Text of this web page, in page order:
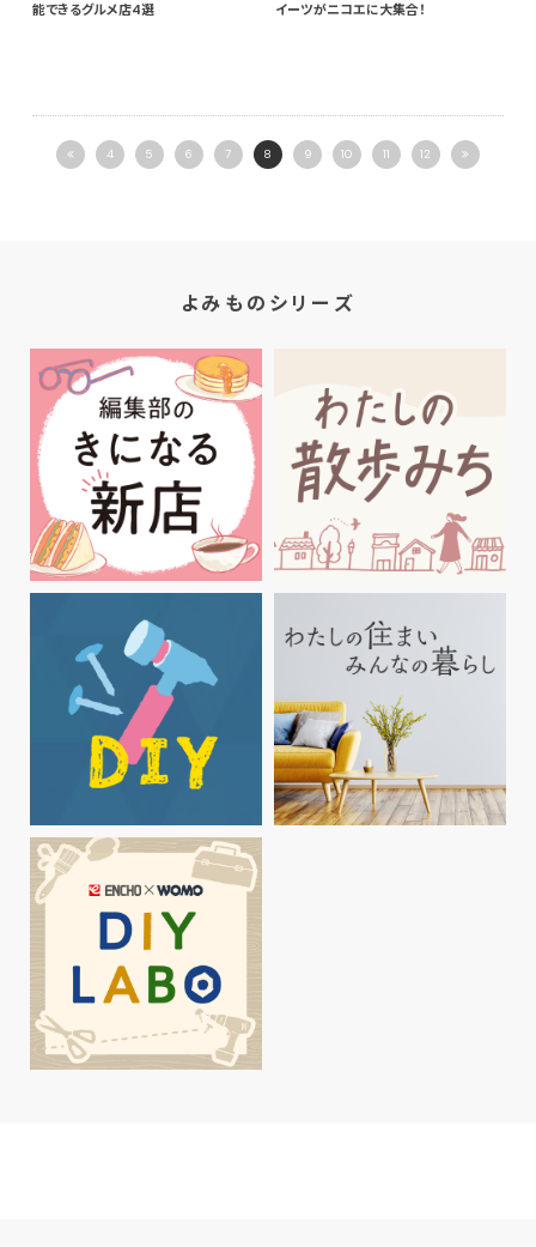
能できるグルメ店4選
イーツがニコエに大集合！
4 5 6 7 8 9 10 11 12
よみものシリーズ